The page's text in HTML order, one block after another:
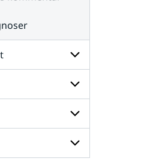
Undersidor
för
Radar
och
satellit
Undersidor
för
Väder
till
havs
Undersidor
för